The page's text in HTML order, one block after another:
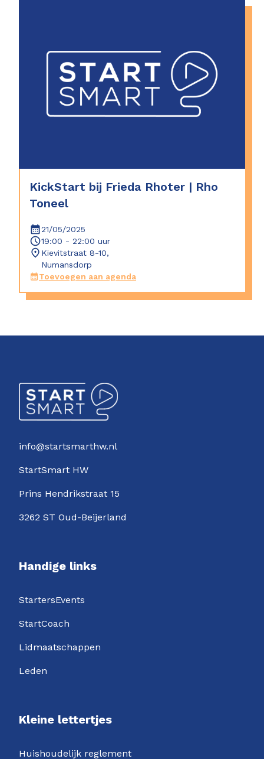
KickStart bij Frieda Rhoter | Rho
Toneel
21/05/2025
19:00 - 22:00 uur
Kievitstraat 8-10,
Numansdorp
Toevoegen aan agenda
info@startsmarthw.nl
StartSmart HW
Prins Hendrikstraat 15
3262 ST Oud-Beijerland
Handige links
StartersEvents
StartCoach
Lidmaatschappen
Leden
Kleine lettertjes
Huishoudelijk reglement